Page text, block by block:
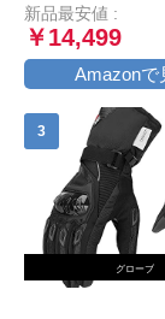
示 4段階温度調節
応 防寒防風 撥水
通学 作業 男女兼
新品最安値 :
￥14,499
Amazonで
グローブ